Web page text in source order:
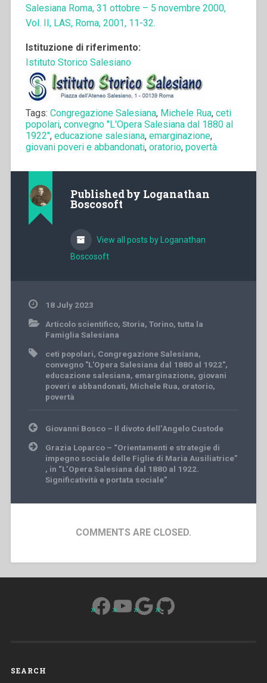
Salesiana Roma, 31 ottobre – 5 novembre 2000,
Vol. II, LAS, Roma, 2001, 11-32.
Istituzione di riferimento:
Istituto Storico Salesiano
Tags: Congregazione Salesiana, Michele Rua, ceti
popolari, convegno "L'Opera Salesiana dal 1880 al
1922", educazione salesiana, emarginazione,
giovani poveri e abbandonati, oratorio, povertà
Published by Loganathan
Boscosoft
View all posts by Loganathan
Boscosoft
18 July 2023
Articolo scientifico, Storia, Torino, tutta la
Famiglia Salesiana
ceti popolari, Congregazione Salesiana,
convegno "L'Opera Salesiana dal 1880 al 1922",
educazione salesiana, emarginazione, giovani
poveri e abbandonati, Michele Rua, oratorio,
povertà
Post
navigation
Giovanni Bosco – Il divoto dell’Angelo Custode
Grazia Loparco – “Orientamenti e strategie di
impegno sociale delle Figlie di Maria Ausiliatrice”
, in “L’Opera Salesiana dal 1880 al 1922.
Significatività e portata sociale”
COMMENTS ARE CLOSED.
Facebook
YouTube
Google
GitHub
SEARCH